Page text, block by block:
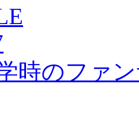
時のファ